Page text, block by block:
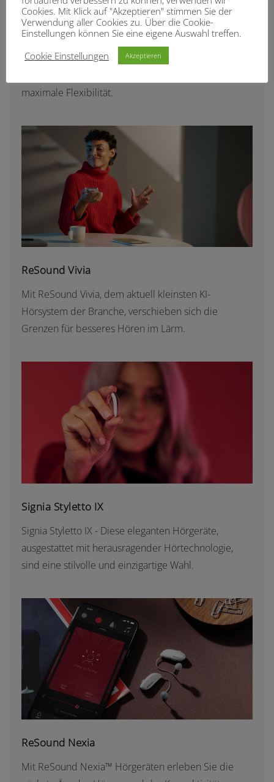
Signia Pure Charge&Go BCT IX
Pure Charge&Go BCT IX, die neueste Innovation von
maximale Flexibilität.
RESOUND VIVIA
ReSound Vivia
Mit ReSound Vivia, dem aktuell kleinsten KI-
Hörsystem der Branche, verschieben sich die
Grenzen für besseres Hören im Lärm.
SIGNIA STYLETTO IX
Signia Styletto IX
Signia Styletto IX - Diese eleganten Hörgeräte,
ausgestattet mit herausragender Hörtechnologie,
sind eine stilvolle und einzigartige Wahl.
RESOUND NEXIA
ReSound Nexia
Mit ReSound Nexia™ Hörgeräten erleben Sie die
Cookies. Mit Klick auf "Akzeptieren" stimmen Sie der
Verwendung aller Cookies zu. Über die Cookie-
Einstellungen können Sie eine eigene Auswahl treffen.
Cookie Einstellungen
Akzeptieren